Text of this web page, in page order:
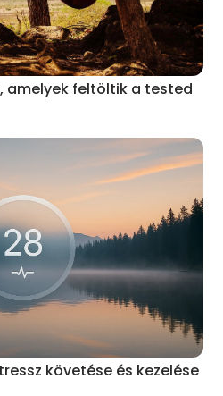
amelyek feltöltik a tested
követése és kezelése